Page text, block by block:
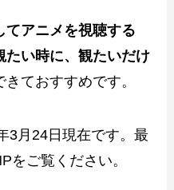
てアニメを視聴する
たい時に、観たいだけ
きておすすめです。
3月24日現在です。最
をご覧ください。